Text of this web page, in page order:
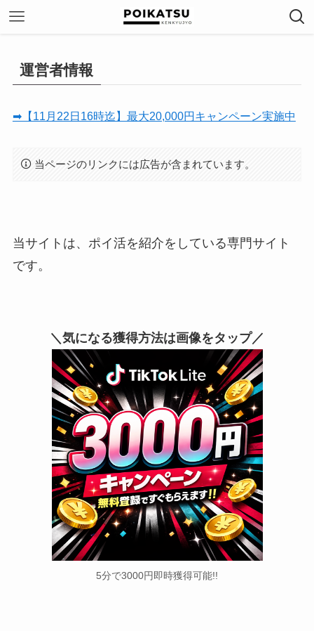
運営者情報
➡【11月22日16時迄】最大20,000円キャンペーン実施中
当ページのリンクには広告が含まれています。
当サイトは、ポイ活を紹介をしている専門サイト
です。
＼気になる獲得方法は画像をタップ／
5分で3000円即時獲得可能!!